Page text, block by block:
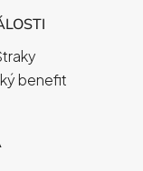
benefit